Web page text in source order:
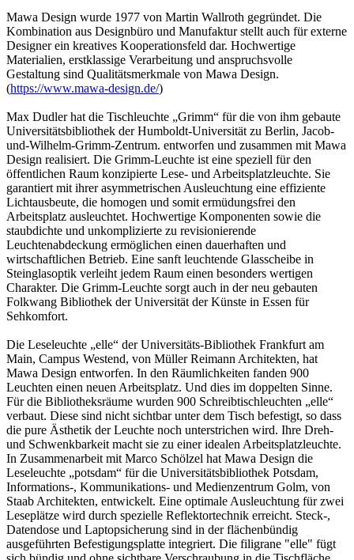
Mawa Design wurde 1977 von Martin Wallroth gegründet. Die
Kombination aus Designbüro und Manufaktur stellt auch für externe
Designer ein kreatives Kooperationsfeld dar. Hochwertige
Materialien, erstklassige Verarbeitung und anspruchsvolle
Gestaltung sind Qualitätsmerkmale von Mawa Design.
(https://www.mawa-design.de/)
Max Dudler hat die Tischleuchte „Grimm“ für die von ihm gebaute
Universitätsbibliothek der Humboldt-Universität zu Berlin, Jacob-
und-Wilhelm-Grimm-Zentrum. entworfen und zusammen mit Mawa
Design realisiert. Die Grimm-Leuchte ist eine speziell für den
öffentlichen Raum konzipierte Lese- und Arbeitsplatzleuchte. Sie
garantiert mit ihrer asymmetrischen Ausleuchtung eine effiziente
Lichtausbeute, die homogen und somit ermüdungsfrei den
Arbeitsplatz ausleuchtet. Hochwertige Komponenten sowie die
staubdichte und unkomplizierte zu revisionierende
Leuchtenabdeckung ermöglichen einen dauerhaften und
wirtschaftlichen Betrieb. Eine sanft leuchtende Glasscheibe in
Steinglasoptik verleiht jedem Raum einen besonders wertigen
Charakter. Die Grimm-Leuchte sorgt auch in der neu gebauten
Folkwang Bibliothek der Universität der Künste in Essen für
Sehkomfort.
Die Leseleuchte „elle“ der Universitäts-Bibliothek Frankfurt am
Main, Campus Westend, von Müller Reimann Architekten, hat
Mawa Design entworfen. In den Räumlichkeiten fanden 900
Leuchten einen neuen Arbeitsplatz. Und dies im doppelten Sinne.
Für die Bibliotheksräume wurden 900 Schreibtischleuchten „elle“
verbaut. Diese sind nicht sichtbar unter dem Tisch befestigt, so dass
die pure Ästhetik der Leuchte noch unterstrichen wird. Ihre Dreh-
und Schwenkbarkeit macht sie zu einer idealen Arbeitsplatzleuchte.
In Zusammenarbeit mit Marco Schölzel hat Mawa Design die
Leseleuchte „potsdam“ für die Universitätsbibliothek Potsdam,
Informations-, Kommunikations- und Medienzentrum Golm, von
Staab Architekten, entwickelt. Eine optimale Ausleuchtung für zwei
Leseplätze wird durch spezielle Reflektortechnik erreicht. Steck-,
Datendose und Laptopsicherung sind in der flächenbündig
ausgeführten Befestigungsplatte integriert. Die filigrane "elle" fügt